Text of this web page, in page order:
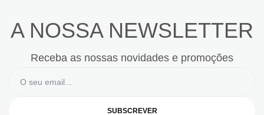
A NOSSA NEWSLETTER
Receba as nossas novidades e promoções
SUBSCREVER